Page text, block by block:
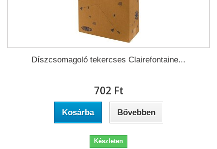
Díszcsomagoló tekercses Clairefontaine...
702 Ft‎
Kosárba Bővebben
Készleten